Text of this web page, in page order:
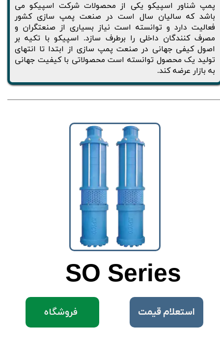
پمپ شناور اسپیکو یکی از محصولات شرکت اسپیکو می
باشد که سالیان سال است در صنعت پمپ سازی کشور
فعالیت دارد و توانسته است نیاز بسیاری از صنعتگران و
مصرف کنندگان داخلی را برطرف سازد. اسپیکو با تکیه بر
اصول کیفی جهانی در صنعت پمپ سازی از ابتدا تا انتهای
تولید یک محصول توانسته است محصولاتی با کیفیت جهانی
به بازار عرضه کند.
SO Series
فروشگاه ​استعلام قیمت